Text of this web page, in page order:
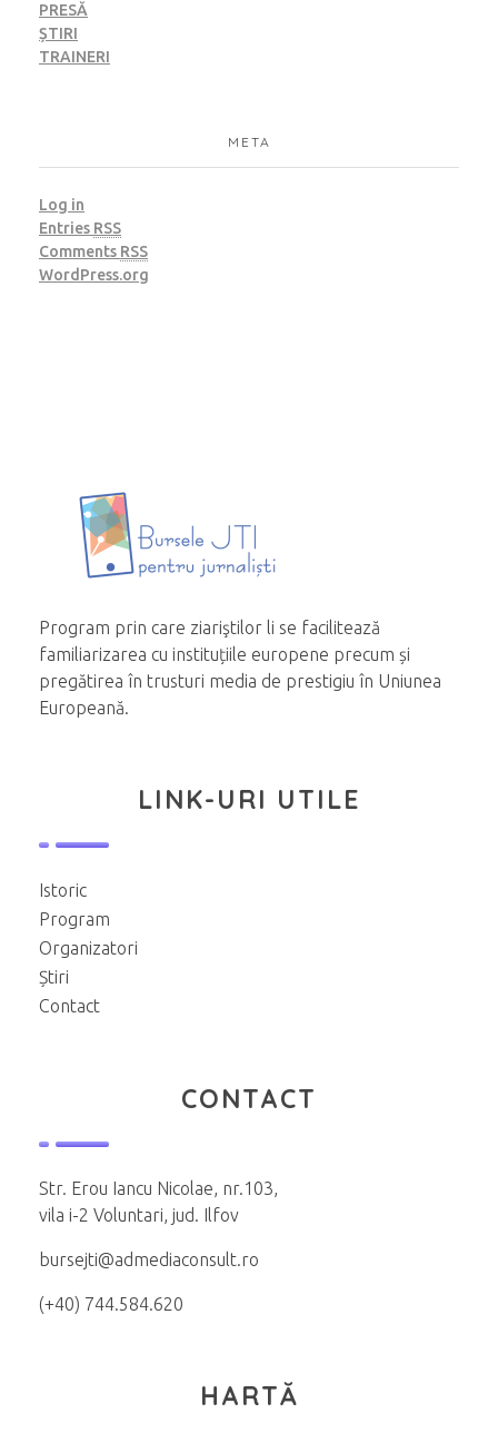
PRESĂ
ȘTIRI
TRAINERI
META
Log in
Entries RSS
Comments RSS
WordPress.org
Program prin care ziariştilor li se facilitează
familiarizarea cu instituțiile europene precum și
pregătirea în trusturi media de prestigiu în Uniunea
Europeană.
LINK-URI UTILE
Istoric
Program
Organizatori
Știri
Contact
CONTACT
Str. Erou Iancu Nicolae, nr.103,
vila i-2 Voluntari, jud. Ilfov
bursejti@admediaconsult.ro
(+40) 744.584.620
HARTĂ